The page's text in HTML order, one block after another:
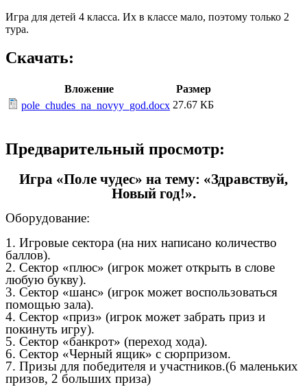
Игра для детей 4 класса. Их в классе мало, поэтому только 2
тура.
Скачать:
Вложение
Размер
pole_chudes_na_novyy_god.docx 27.67 КБ
Предварительный просмотр:
Игра «Поле чудес» на тему: «Здравствуй,
Новый год!».
Оборудование:
1. Игровые сектора (на них написано количество
баллов).
2. Сектор «плюс» (игрок может открыть в слове
любую букву).
3. Сектор «шанс» (игрок может воспользоваться
помощью зала).
4. Сектор «приз» (игрок может забрать приз и
покинуть игру).
5. Сектор «банкрот» (переход хода).
6. Сектор «Черный ящик» с сюрпризом.
7. Призы для победителя и участников.(6 маленьких
призов, 2 больших приза)